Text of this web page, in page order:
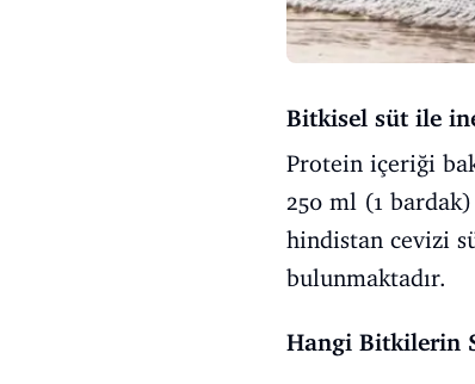
Bitkisel süt ile
Protein içeriği
250 ml (1
hindistan cevizi
bulunmaktadır.
Hangi Bitkilerin